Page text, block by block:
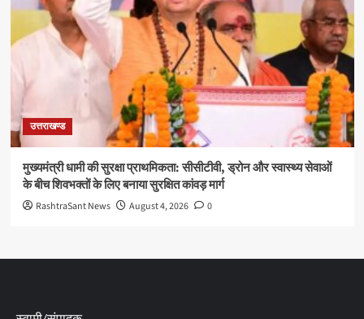
उत्तराखण्ड
मुख्यमंत्री धामी की सुरक्षा प्राथमिकता: सीसीटीवी, ड्रोन और स्वास्थ्य सेवाओं
के बीच शिवभक्तों के लिए बनाया सुरक्षित कांवड़ मार्ग
RashtraSant News August 4, 2026 0